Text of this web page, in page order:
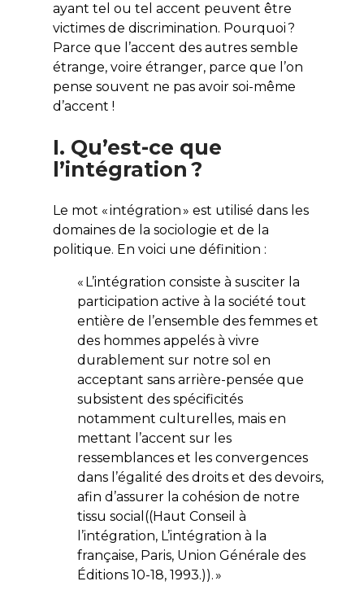
ayant tel ou tel accent peuvent être
victimes de discrimination. Pourquoi ?
Parce que l’accent des autres semble
étrange, voire étranger, parce que l’on
pense souvent ne pas avoir soi-même
d’accent !
I. Qu’est-ce que
l’intégration ?
Le mot « intégration » est utilisé dans les
domaines de la sociologie et de la
politique. En voici une définition :
« L’intégration consiste à susciter la
participation active à la société tout
entière de l’ensemble des femmes et
des hommes appelés à vivre
durablement sur notre sol en
acceptant sans arrière-pensée que
subsistent des spécificités
notamment culturelles, mais en
mettant l’accent sur les
ressemblances et les convergences
dans l’égalité des droits et des devoirs,
afin d’assurer la cohésion de notre
tissu social((Haut Conseil à
l’intégration, L’intégration à la
française, Paris, Union Générale des
Éditions 10-18, 1993.)). »